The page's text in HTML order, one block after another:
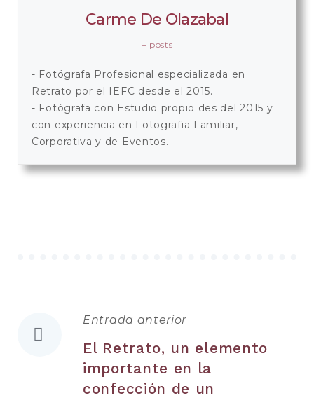
Carme De Olazabal
+ posts
- Fotógrafa Profesional especializada en
Retrato por el IEFC desde el 2015.
- Fotógrafa con Estudio propio des del 2015 y
con experiencia en Fotografia Familiar,
Corporativa y de Eventos.
Navegación
entradas
Entrada anterior
El Retrato, un elemento
importante en la
confección de un